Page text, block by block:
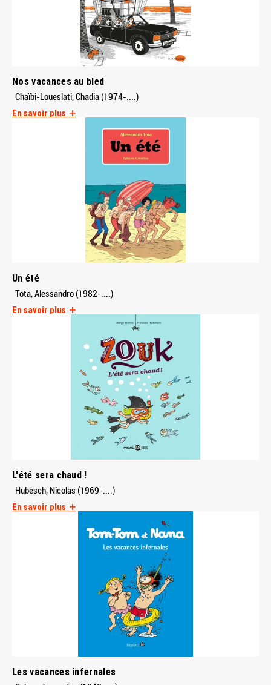
Nos vacances au bled
Chaïbi-Loueslati, Chadia (1974-....)
En savoir plus
Un été
Tota, Alessandro (1982-....)
En savoir plus
L'été sera chaud !
Hubesch, Nicolas (1969-....)
En savoir plus
Les vacances infernales